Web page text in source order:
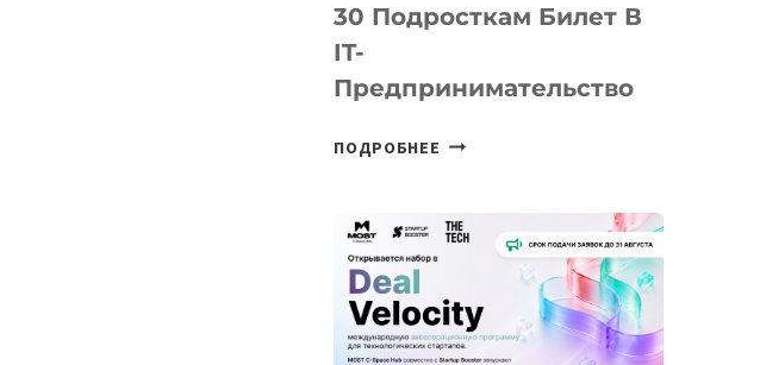
30 Подросткам Билет В
IT-
Предпринимательство
ПОДРОБНЕЕ ОТ
АЛМАТЫ:
YOUTH
CAMP